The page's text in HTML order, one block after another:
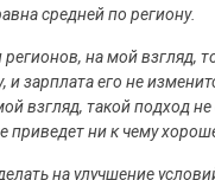
средней по региону.
на мой взгляд,
зарплата его не
взгляд, такой подход
приведет ни к чему
на улучшение